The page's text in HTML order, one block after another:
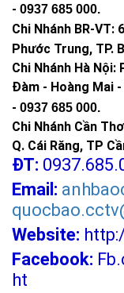
- 0937 685 000.
Chi Nhánh BR-VT:
Phước Trung, TP.
Chi Nhánh Hà Nội:
Đàm - Hoàng Mai -
- 0937 685 000.
Chi Nhánh Cần
Q. Cái Răng, TP
ĐT:
Email:
Website:
Facebook:
ht